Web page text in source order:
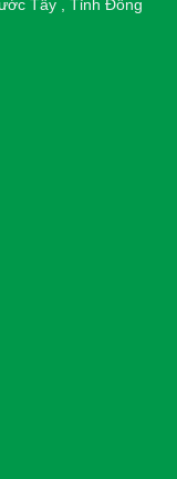
Tây , Tỉnh Đồng